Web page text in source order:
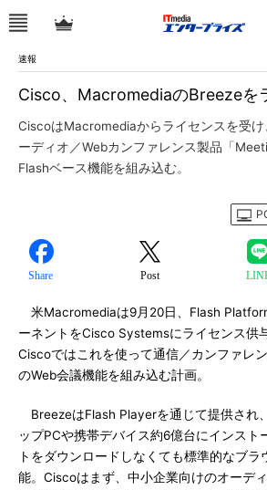
速報
Cisco、MacromediaのBreezeを
CiscoはMacromediaからライセンスを受
ーディオ／Webカンファレンス製品「
Flashベース機能を組み込む。
Share Post
米Macromediaは9月20日、Flash
ーネントをCisco Systemsにライセンス供
Ciscoではこれを使って通信／カンファレ
のWeb会議機能を組み込む計画。
BreezeはFlash Playerを通じて提供され
ップPCや携帯デバイス約6億台にインスト
トをダウンロードしなくても標準的なブ
能。Ciscoはまず、中小企業向けのオーデ